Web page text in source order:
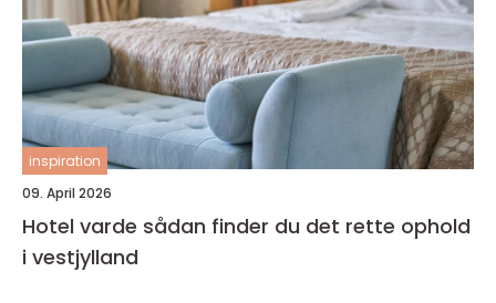
inspiration
09. April 2026
Hotel varde sådan finder du det rette ophold
i vestjylland